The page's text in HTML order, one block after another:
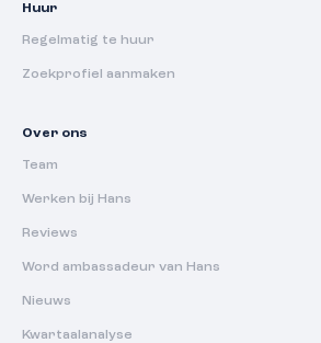
Huur
Regelmatig te huur
Zoekprofiel aanmaken
Over ons
Team
Werken bij Hans
Reviews
Word ambassadeur van Hans
Nieuws
Kwartaalanalyse